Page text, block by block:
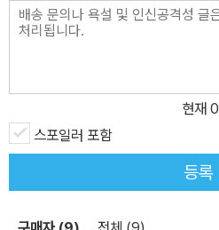
현재 0
스포일러 포함
등록